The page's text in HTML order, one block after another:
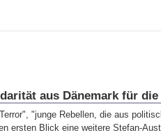
aus Dänemark für die
"junge Rebellen, die aus
ersten Blick eine weitere Stefan-